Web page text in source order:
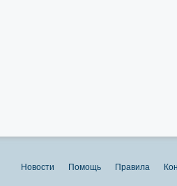
Новости Помощь Правила